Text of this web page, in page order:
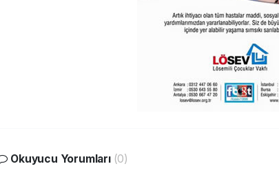
Okuyucu Yorumları (0)